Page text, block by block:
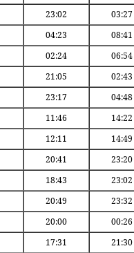
23:02
03:27
04:23
08:41
02:24
06:54
21:05
02:43
23:17
04:48
11:46
14:22
12:11
14:49
20:41
23:20
18:43
23:02
20:49
23:32
20:00
00:26
17:31 21:30